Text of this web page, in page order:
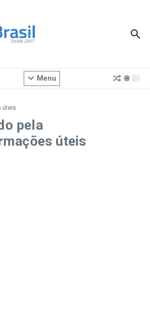
Menu
úteis
pela
úteis